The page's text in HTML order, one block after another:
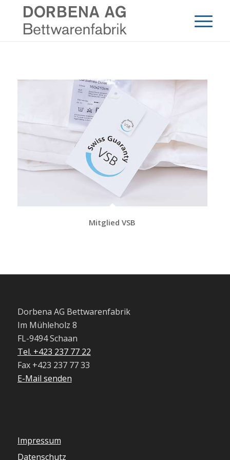
Mitglied VSB
Dorbena AG Bettwarenfabrik
Im Mühleholz 8
FL-9494 Schaan
Tel. +423 237 77 22
Fax +423 237 77 33
E-Mail senden
Impressum
Datenschutz